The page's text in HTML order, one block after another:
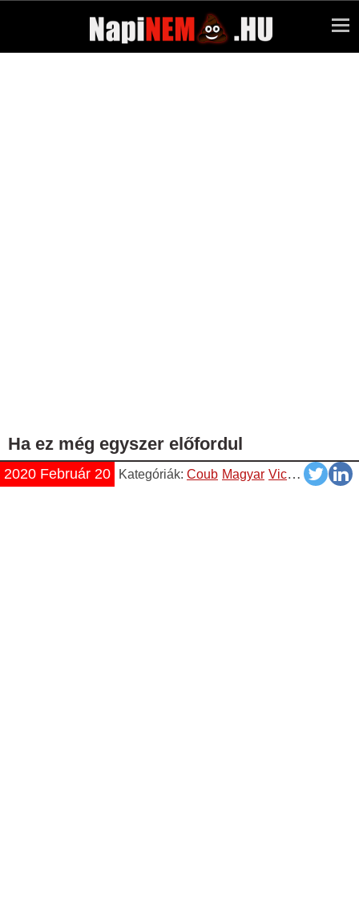
Ha ez még egyszer előfordul
2020 Február 20 Kategóriák: Coub Magyar Vicces Videók